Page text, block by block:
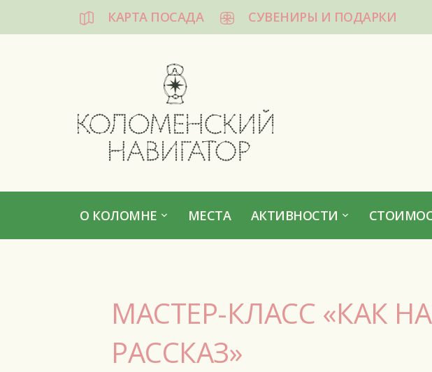
КАРТА ПОСАДА СУВЕНИРЫ И ПОДАРКИ
О КОЛОМНЕ МЕСТА АКТИВНОСТИ
МАСТЕР-КЛАСС «КАК
РАССКАЗ»